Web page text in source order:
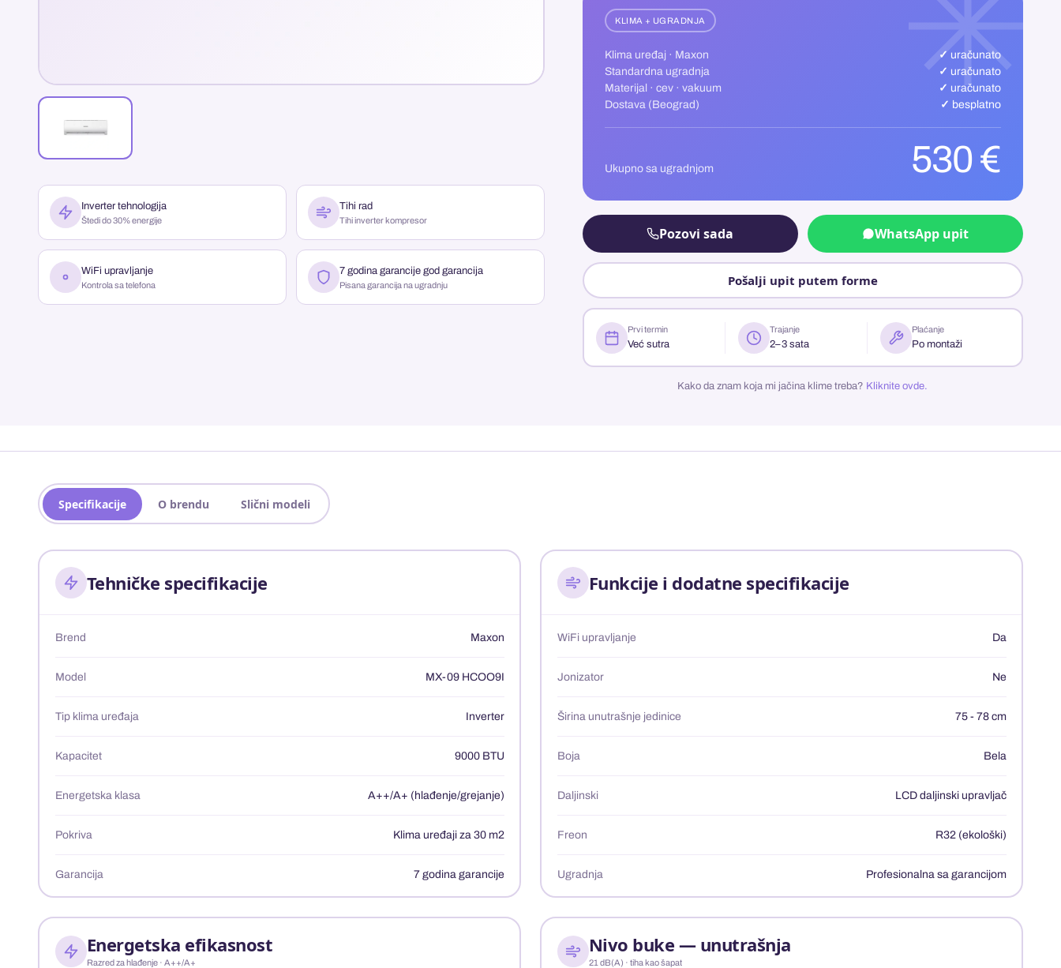
Inverter tehnologija
Štedi do 30% energije
Tihi rad
Tihi inverter kompresor
WiFi upravljanje
Kontrola sa telefona
7 godina garancije god garancija
Pisana garancija na ugradnju
KLIMA + UGRADNJA
Klima uređaj · Maxon
✓ uračunato
Standardna ugradnja
✓ uračunato
Materijal · cev · vakuum
✓ uračunato
Dostava (Beograd)
✓ besplatno
Ukupno sa ugradnjom 530 €
Pozovi sada WhatsApp upit
Pošalji upit putem forme
Prvi termin
Već sutra
Trajanje
2–3 sata
Plaćanje
Po montaži
Kako da znam koja mi jačina klime treba? Kliknite ovde.
Specifikacije O brendu Slični modeli
Tehničke specifikacije
Brend Maxon
Model MX-09 HCOO9I
Tip klima uređaja Inverter
Kapacitet 9000 BTU
Energetska klasa A++/A+ (hlađenje/grejanje)
Pokriva Klima uređaji za 30 m2
Garancija 7 godina garancije
Funkcije i dodatne specifikacije
WiFi upravljanje Da
Jonizator Ne
Širina unutrašnje jedinice 75 - 78 cm
Boja Bela
Daljinski LCD daljinski upravljač
Freon R32 (ekološki)
Ugradnja Profesionalna sa garancijom
Energetska efikasnost
Razred za hlađenje · A++/A+
Nivo buke — unutrašnja
21 dB(A) · tiha kao šapat